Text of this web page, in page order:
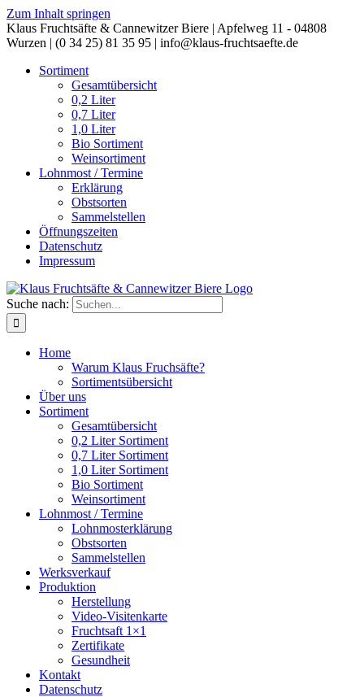
Zum Inhalt springen
Klaus Fruchtsäfte & Cannewitzer Biere | Apfelweg 11 - 04808
Wurzen | (0 34 25) 81 35 95 | info@klaus-fruchtsaefte.de
Sortiment
Gesamtübersicht
0,2 Liter
0,7 Liter
1,0 Liter
Bio Sortiment
Weinsortiment
Lohnmost / Termine
Erklärung
Obstsorten
Sammelstellen
Öffnungszeiten
Datenschutz
Impressum
Suche nach:
Home
Warum Klaus Fruchsäfte?
Sortimentsübersicht
Über uns
Sortiment
Gesamtübersicht
0,2 Liter Sortiment
0,7 Liter Sortiment
1,0 Liter Sortiment
Bio Sortiment
Weinsortiment
Lohnmost / Termine
Lohnmosterklärung
Obstsorten
Sammelstellen
Werksverkauf
Produktion
Herstellung
Video-Visitenkarte
Fruchtsaft 1×1
Zertifikate
Gesundheit
Kontakt
Datenschutz